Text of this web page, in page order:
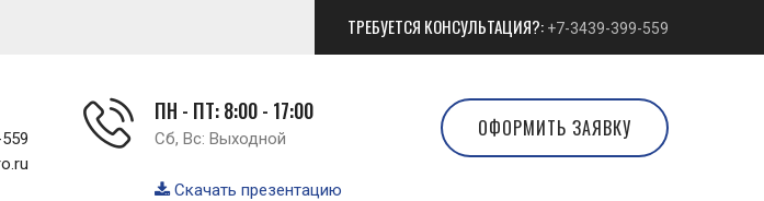
ТРЕБУЕТСЯ КОНСУЛЬТАЦИЯ?: +7-3439-399-559
ПН - ПТ: 8:00 - 17:00
Сб, Вс: Выходной
Скачать презентацию
ОФОРМИТЬ ЗАЯВКУ